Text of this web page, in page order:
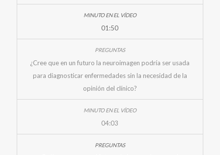
01:50
¿Cree que en un futuro la neuroimagen podría ser usada
para diagnosticar enfermedades sin la necesidad de la
opinión del clínico?
04:03